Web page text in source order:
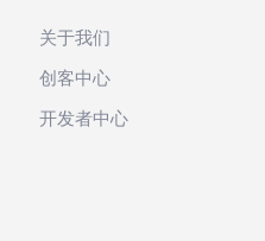
关于我们
创客中心
开发者中心